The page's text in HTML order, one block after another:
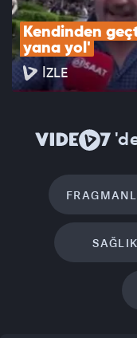
Kendinden
yana yol'
İZLE
SAĞLIK